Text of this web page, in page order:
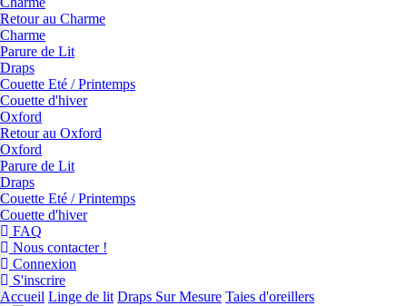
Retour au Charme
Charme
Parure de Lit
Draps
Couette Eté / Printemps
Couette d'hiver
Oxford
Retour au Oxford
Oxford
Parure de Lit
Draps
Couette Eté / Printemps
Couette d'hiver
FAQ
Nous contacter !
Connexion
S'inscrire
Accueil Linge de lit Draps Sur Mesure Taies d'oreillers